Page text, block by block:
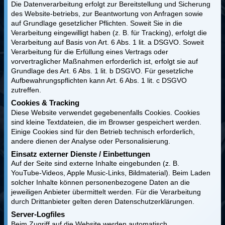
Die Datenverarbeitung erfolgt zur Bereitstellung und Sicherung
des Website‑betriebs, zur Beantwortung von Anfragen sowie
auf Grundlage gesetzlicher Pflichten. Soweit Sie in die
Verarbeitung eingewilligt haben (z. B. für Tracking), erfolgt die
Verarbeitung auf Basis von Art. 6 Abs. 1 lit. a DSGVO. Soweit
Verarbeitung für die Erfüllung eines Vertrags oder
vorvertraglicher Maßnahmen erforderlich ist, erfolgt sie auf
Grundlage des Art. 6 Abs. 1 lit. b DSGVO. Für gesetzliche
Aufbewahrungspflichten kann Art. 6 Abs. 1 lit. c DSGVO
zutreffen.
Cookies & Tracking
Diese Website verwendet gegebenenfalls Cookies. Cookies
sind kleine Textdateien, die im Browser gespeichert werden.
Einige Cookies sind für den Betrieb technisch erforderlich,
andere dienen der Analyse oder Personalisierung.
Einsatz externer Dienste / Einbettungen
Auf der Seite sind externe Inhalte eingebunden (z. B.
YouTube‑Videos, Apple Music‑Links, Bildmaterial). Beim Laden
solcher Inhalte können personenbezogene Daten an die
jeweiligen Anbieter übermittelt werden. Für die Verarbeitung
durch Drittanbieter gelten deren Datenschutzerklärungen.
Server‑Logfiles